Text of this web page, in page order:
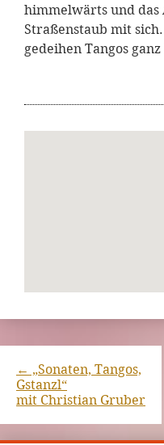
himmelwärts und
Straßenstaub mit
gedeihen Tangos
← „Sonaten, Tangos,
Gstanzl“
mit Christian Gruber